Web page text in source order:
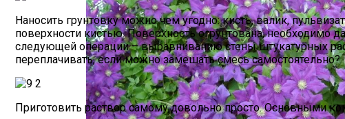
Наносить грунтовку можно чем угодно: кисть, валик,
поверхности кистью. Поверхность огрунтована, необходимо
следующей операции – выравниванию стены штукатурных
переплачивать, если можно замешать смесь самостоятельно?
Приготовить раствор самому довольно просто. Основными